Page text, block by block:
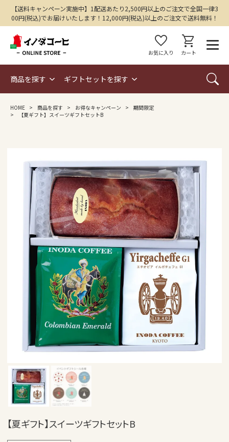
【送料キャンペーン実施中】1配送あたり2,500円以上のご注文で全国一律3
00円(税込)でお届けいたします！12,000円(税込)以上のご注文で送料無料！
favorite
お気に入り
shopping_cart
カート
商品を探す ギフトセットを探す
HOME 商品を探す お得なキャンペーン
期間限定
【夏ギフト】スイーツギフトセットB
【夏ギフト】スイーツギフトセットB